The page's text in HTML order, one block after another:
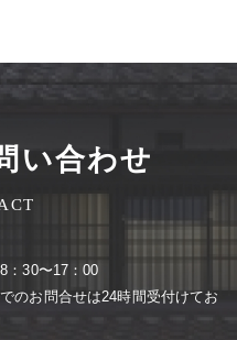
い合わせ
：30〜17：00
のお問合せは24時間受付けてお